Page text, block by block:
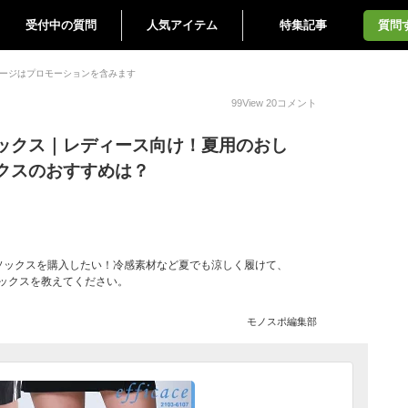
受付中の質問 人気アイテム 特集記事 質問
ジはプロモーションを含みます
99View 20コメント
クス｜レディース向け！夏用のおし
スのおすすめは？
クスを購入したい！冷感素材など夏でも涼しく履けて、
スを教えてください。
モノスポ編集部